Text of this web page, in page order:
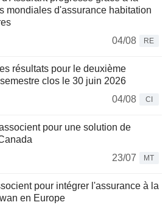
mondiales d'assurance habitation
04/08
RE
résultats pour le deuxième
clos le 30 juin 2026
04/08
CI
pour une solution de
23/07
MT
pour intégrer l'assurance à la
en Europe